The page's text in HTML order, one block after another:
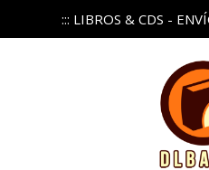
::: LIBROS & CDS -